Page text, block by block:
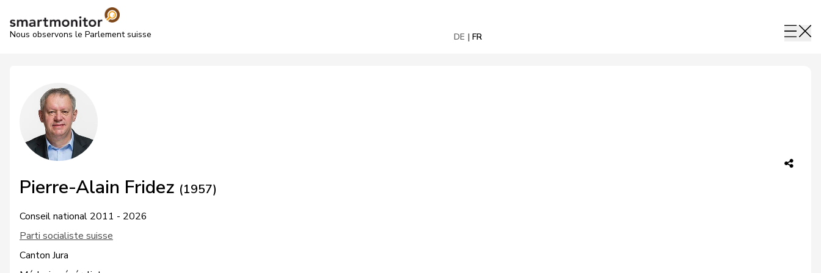
Nous observons le Parlement suisse DE FR
Pierre-Alain Fridez (1957)
Conseil national 2011 - 2026
Parti socialiste suisse
Canton Jura